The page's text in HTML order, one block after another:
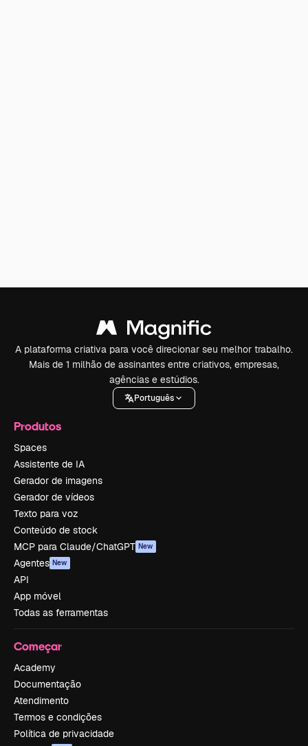
A plataforma criativa para você direcionar seu melhor trabalho.
Mais de 1 milhão de assinantes entre criativos, empresas,
agências e estúdios.
Português
Produtos
Spaces
Assistente de IA
Gerador de imagens
Gerador de vídeos
Texto para voz
Conteúdo de stock
MCP para Claude/ChatGPT New
Agentes New
API
App móvel
Todas as ferramentas
Começar
Academy
Documentação
Atendimento
Termos e condições
Política de privacidade